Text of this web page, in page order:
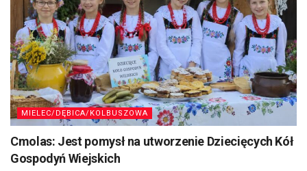
MIELEC/DĘBICA/KOLBUSZOWA
Cmolas: Jest pomysł na utworzenie Dziecięcych Kół
Gospodyń Wiejskich